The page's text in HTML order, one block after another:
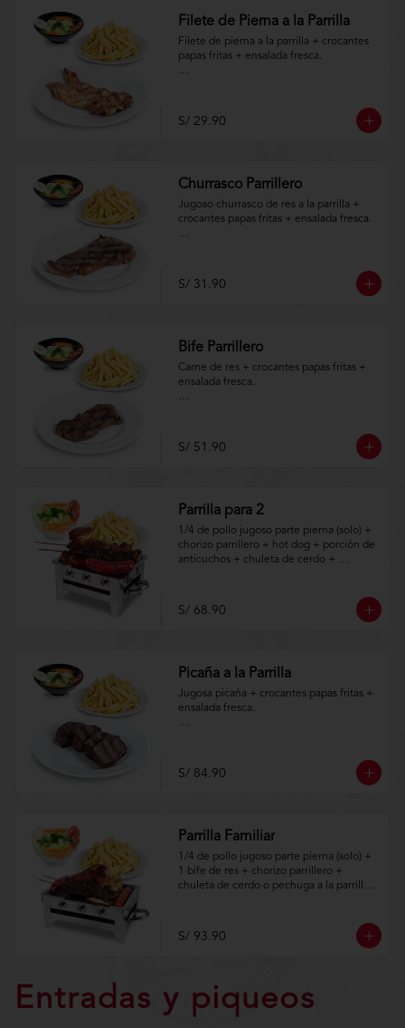
Filete de Pierna a la Parrilla
Filete de pierna a la parrilla + crocantes
papas fritas + ensalada fresca.
m/TYCGenerales
S/ 29.90
Churrasco Parrillero
Jugoso churrasco de res a la parrilla +
crocantes papas fritas + ensalada fresca.
m/TYCGenerales
S/ 31.90
Bife Parrillero
Carne de res + crocantes papas fritas +
ensalada fresca.
m/TYCGenerales
S/ 51.90
Parrilla para 2
1/4 de pollo jugoso parte pierna (solo) +
chorizo parrillero + hot dog + porción de
anticuchos + chuleta de cerdo +
Aplica terminos y
condiciones.https://www.lenaycarbon.co
S/ 68.90
Picaña a la Parrilla
Jugosa picaña + crocantes papas fritas +
ensalada fresca.
m/TYCGenerales
S/ 84.90
Parrilla Familiar
1/4 de pollo jugoso parte pierna (solo) +
1 bife de res + chorizo parrillero +
chuleta de cerdo o pechuga a la parrilla +
Aplica terminos y
S/ 93.90
Entradas y piqueos